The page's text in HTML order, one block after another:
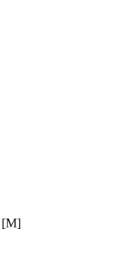
[M]